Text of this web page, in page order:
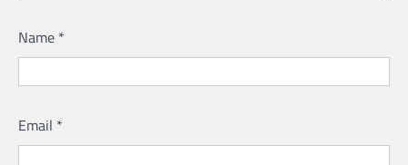
Name *
Email *